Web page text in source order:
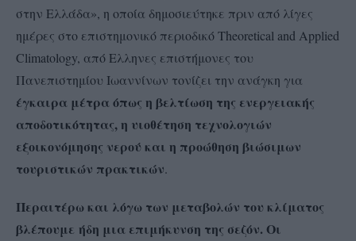
στην Ελλάδα», η οποία δημοσιεύτηκε πριν από λίγες
ημέρες στο επιστημονικό περιοδικό Theoretical and Applied
Climatology, από Ελληνες επιστήμονες του
Πανεπιστημίου Ιωαννίνων τονίζει την ανάγκη για
έγκαιρα μέτρα όπως η βελτίωση της ενεργειακής
αποδοτικότητας, η υιοθέτηση τεχνολογιών
εξοικονόμησης νερού και η προώθηση βιώσιμων
τουριστικών πρακτικών.
Περαιτέρω και λόγω των μεταβολών του κλίματος
βλέπουμε ήδη μια επιμήκυνση της σεζόν. Οι